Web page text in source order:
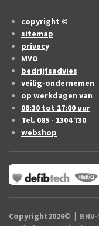
copyright ©
sitemap
privacy
MVO
bedrijfsadvies
veilig-ondernemen
op werkdagen van
08:30 tot 17:00 uur
Tel. 085 - 1304 730
webshop
Copyright2026© |